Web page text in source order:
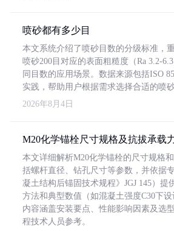
喷砂都有多少目
本文系统介绍了喷砂目数的分级标准，
喷砂200目对应的表面粗糙度（Ra 3.2-
同目数的应用场景。数据来源包括ISO
实践，帮助用户根据需求选择合适的喷砂
2026年8月4日
M20化学锚栓尺寸规格及抗拔承载
本文详细解析M20化学锚栓的尺寸规格
括螺杆直径、钻孔尺寸等参数，并依据
凝土结构后锚固技术规程》JGJ 145）提
方法和典型数值（如混凝土强度C30下设
内容涵盖安装要点、性能影响因素及选
程技术人员参考。